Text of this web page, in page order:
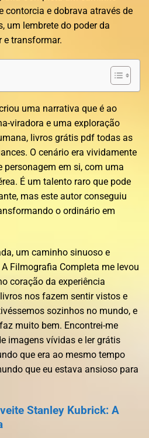
contorcia e dobrava através de
um lembrete do poder da
e transformar.
uma narrativa que é ao
viradora e uma exploração
livros grátis pdf todas as
O cenário era vividamente
personagem em si, com uma
É um talento raro que pode
mas este autor conseguiu
o ordinário em
um caminho sinuoso e
Filmografia Completa me levou
coração da experiência
nos fazem sentir vistos e
sozinhos no mundo, e
muito bem. Encontrei-me
imagens vívidas e ler grátis
que era ao mesmo tempo
que eu estava ansioso para
Stanley Kubrick: A